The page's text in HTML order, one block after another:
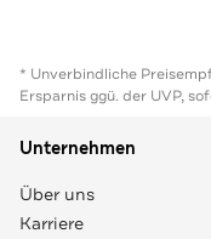
* Unverbindliche
Ersparnis ggü. der UVP,
Unternehmen
Über uns
Karriere